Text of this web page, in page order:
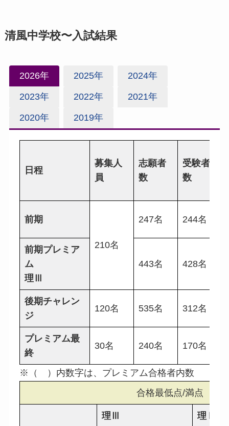
清風中学校〜入試結果
2026年 2025年 2024年
2023年 2022年 2021年
2020年 2019年
日程
募集人
員
志願者
数
受験者
数
前期
210名
247名 244名
前期プレミア
ム
理Ⅲ
443名 428名
後期チャレン
ジ
120名 535名 312名
プレミアム最
終
30名 240名 170名
※（ ）内数字は、プレミアム合格者内数
合格最低点/満点
理Ⅲ 理Ⅱ